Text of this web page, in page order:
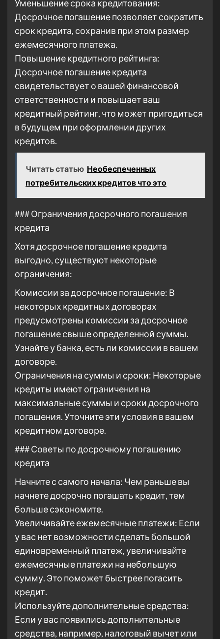
Уменьшение срока кредитования:
Досрочное погашение позволяет сократить
срок кредита, сохранив при этом размер
ежемесячного платежа.
Повышение кредитного рейтинга:
Досрочное погашение кредита
свидетельствует о вашей финансовой
ответственности и повышает ваш
кредитный рейтинг, что может пригодиться
в будущем при оформлении других
кредитов.
Читать статью Необеспеченных
потребительских кредитов что это
### Ограничения досрочного погашения
кредита
Хотя досрочное погашение кредита
выгодно, существуют некоторые
ограничения:
Комиссии за досрочное погашение: В
некоторых кредитных договорах
предусмотрены комиссии за досрочное
погашение свыше определенной суммы.
Узнайте у банка, есть ли комиссии в вашем
договоре.
Ограничения на суммы и сроки: Некоторые
кредиты имеют ограничения на
максимальные суммы и сроки досрочного
погашения. Уточните эти условия в вашем
кредитном договоре.
### Советы по досрочному погашению
кредита
Начните с самого начала: Чем раньше вы
начнете досрочно погашать кредит, тем
больше сэкономите.
Увеличивайте ежемесячные платежи: Если
у вас нет возможности сделать большой
единовременный платеж, увеличивайте
ежемесячные платежи на небольшую
сумму. Это поможет быстрее погасить
кредит.
Используйте дополнительные средства:
Если у вас появились дополнительные
средства, например, налоговый вычет или